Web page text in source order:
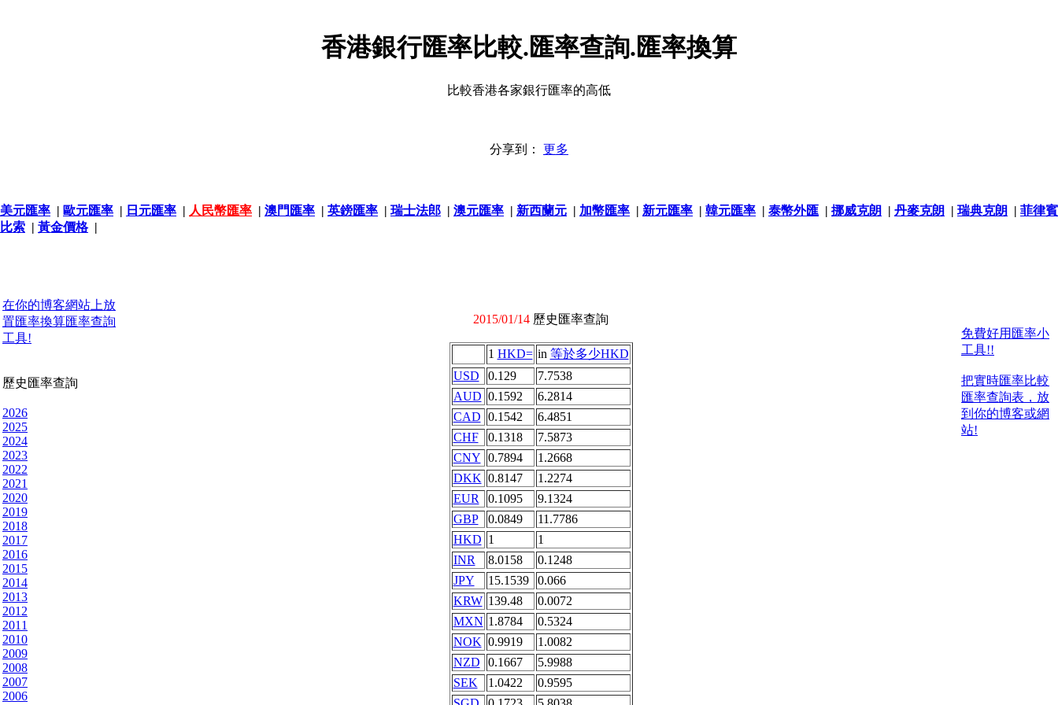
香港銀行匯率比較.匯率查詢.匯率換算
比較香港各家銀行匯率的高低
分享到： 更多
美元匯率 | 歐元匯率 | 日元匯率 | 人民幣匯率 | 澳門匯率 | 英鎊匯率 | 瑞士法郎 | 澳元匯率 | 新西蘭元 | 加幣匯率 | 新元匯率 | 韓元匯率 | 泰幣外匯 | 挪威克朗 | 丹麥克朗 | 瑞典克朗 | 菲律賓
比索 | 黃金價格|
在你的博客網站上放
置匯率換算匯率查詢
工具!
歷史匯率查詢
2026
2025
2024
2023
2022
2021
2020
2019
2018
2017
2016
2015
2014
2013
2012
2011
2010
2009
2008
2007
2006
2015/01/14 歷史匯率查詢
1 HKD= in 等於多少HKD
USD
0.129
7.7538
AUD 0.1592
6.2814
CAD 0.1542
6.4851
CHF
0.1318
7.5873
CNY 0.7894
1.2668
DKK 0.8147
1.2274
EUR
0.1095
9.1324
GBP
0.0849
11.7786
HKD 1
1
INR
8.0158
0.1248
JPY
15.1539
0.066
KRW 139.48
0.0072
MXN 1.8784
0.5324
NOK 0.9919
1.0082
NZD
0.1667
5.9988
SEK
1.0422
0.9595
免費好用匯率小
工具!!
把實時匯率比較
匯率查詢表，放
到你的博客或網
站!